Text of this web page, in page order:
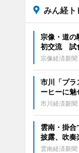
みん経ト
宗像・道の
初交流 試
宗像経済新聞
市川「プ
ーヒーに魅
市川経済新聞
雲南・掛
披露、吹奏
雲南経済新聞